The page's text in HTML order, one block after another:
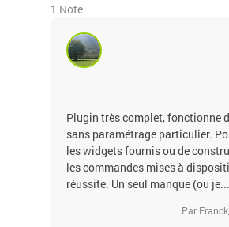
1 Note
Plugin très complet, fonctionne
sans paramétrage particulier.
les widgets fournis ou de
les commandes mises à
réussite. Un seul manque (ou
Par